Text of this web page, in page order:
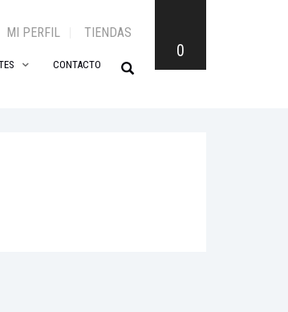
MI PERFIL TIENDAS
CONTACTO
0